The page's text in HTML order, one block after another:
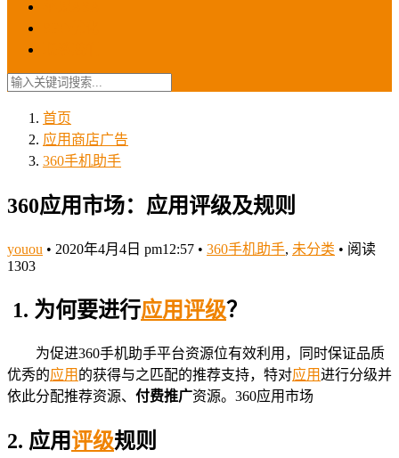
首页
应用商店广告
360手机助手
360应用市场：应用评级及规则
youou • 2020年4月4日 pm12:57 • 360手机助手, 未分类 • 阅读
1303
1. 为何要进行应用评级？
为促进360手机助手平台资源位有效利用，同时保证品质
优秀的应用 的获得与之匹配的推荐支持，特对应用进行分级并
依此分配推荐资源、 付费推广资源。360应用市场
2. 应用评级规则